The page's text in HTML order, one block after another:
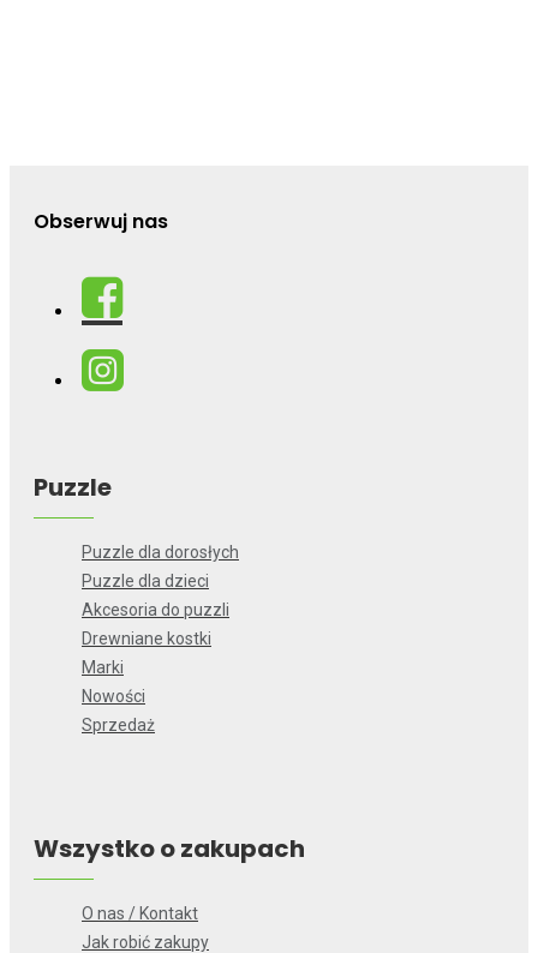
Obserwuj nas
Puzzle
Puzzle dla dorosłych
Puzzle dla dzieci
Akcesoria do puzzli
Drewniane kostki
Marki
Nowości
Sprzedaż
Wszystko o zakupach
O nas / Kontakt
Jak robić zakupy